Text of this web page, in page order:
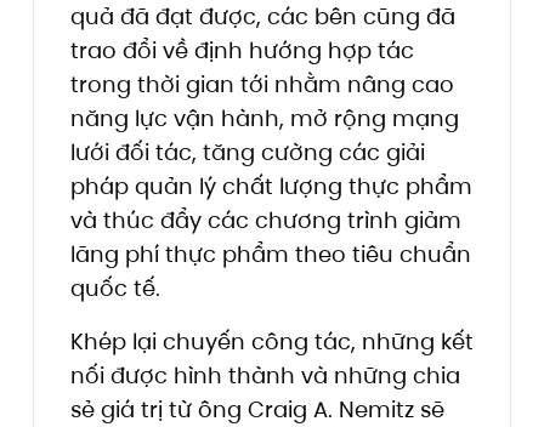
quả đã đạt được, các bên cũng đã
trao đổi về định hướng hợp tác
trong thời gian tới nhằm nâng cao
năng lực vận hành, mở rộng mạng
lưới đối tác, tăng cường các giải
pháp quản lý chất lượng thực phẩm
và thúc đẩy các chương trình giảm
lãng phí thực phẩm theo tiêu chuẩn
quốc tế.
Khép lại chuyến công tác, những kết
nối được hình thành và những chia
sẻ giá trị từ ông Craig A. Nemitz sẽ